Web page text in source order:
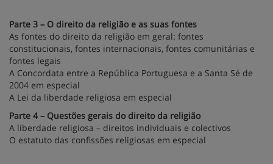
Parte 3 – O direito da religião e as suas fontes
As fontes do direito da religião em geral: fontes
constitucionais, fontes internacionais, fontes comunitárias e
fontes legais
A Concordata entre a República Portuguesa e a Santa Sé de
2004 em especial
A Lei da liberdade religiosa em especial
Parte 4 – Questões gerais do direito da religião
A liberdade religiosa – direitos individuais e colectivos
O estatuto das confissões religiosas em especial